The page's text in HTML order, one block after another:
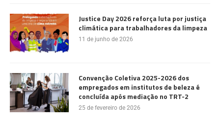
Justice Day 2026 reforça luta por justiça
climática para trabalhadores da limpeza
11 de junho de 2026
Convenção Coletiva 2025-2026 dos
empregados em institutos de beleza é
concluída após mediação no TRT-2
25 de fevereiro de 2026